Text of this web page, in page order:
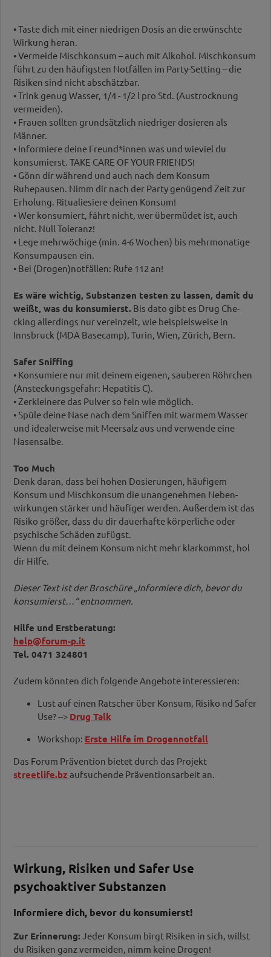
• Taste dich mit einer niedrigen Dosis an die erwünschte
Wirkung heran.
• Vermeide Mischkonsum – auch mit Alkohol. Mischkonsum
führt zu den häufigsten Notfällen im Party-Setting – die
Risiken sind nicht abschätzbar.
• Trink genug Wasser, 1/4 - 1/2 l pro Std. (Austrock­nung
vermeiden).
• Frauen sollten grundsätzlich niedriger dosieren als
Männer.
• Informiere deine Freund*innen was und wieviel du
konsumierst. TAKE CARE OF YOUR FRIENDS!
• Gönn dir während und auch nach dem Konsum
Ruhepausen. Nimm dir nach der Party genügend Zeit zur
Erholung. Ritualiesiere deinen Konsum!
• Wer konsumiert, fährt nicht, wer übermüdet ist, auch
nicht. Null Toleranz!
• Lege mehrwöchige (min. 4-6 Wochen) bis mehrmo­natige
Konsumpausen ein.
• Bei (Drogen)notfällen: Rufe 112 an!
Es wäre wichtig, Substanzen testen zu lassen, damit du
weißt, was du konsumierst. Bis dato gibt es Drug Che­
cking allerdings nur vereinzelt, wie beispielsweise in
Innsbruck (MDA Basecamp), Turin, Wien, Zürich, Bern.
Safer Sniffing
• Konsumiere nur mit deinem eigenen, sauberen Röhrchen
(Ansteckungsgefahr: Hepatitis C).
• Zerkleinere das Pulver so fein wie möglich.
• Spüle deine Nase nach dem Sniffen mit warmem Wasser
und idealerweise mit Meersalz aus und verwende eine
Nasensalbe.
Too Much
Denk daran, dass bei hohen Dosierungen, häufigem
Konsum und Mischkonsum die unangenehmen Neben­
wirkungen stärker und häufiger werden. Außerdem ist das
Risiko größer, dass du dir dauerhafte körperliche oder
psychische Schäden zufügst.
Wenn du mit deinem Konsum nicht mehr klarkommst, hol
dir Hilfe.
Dieser Text ist der Broschüre „Informiere dich, bevor du
konsumierst…“ entnommen.
Hilfe und Erstberatung:
help@forum-p.it
Tel. 0471 324801
Zudem könnten dich folgende Angebote interessieren:
Lust auf einen Ratscher über Konsum, Risiko nd Safer
Use? --> Drug Talk
Workshop: Erste Hilfe im Drogennotfall
Das Forum Prävention bietet durch das Projekt
streetlife.bz aufsuchende Präventionsarbeit an.
Wirkung, Risiken und Safer Use
psychoaktiver Substanzen
Informiere dich, bevor du konsumierst!
Zur Erinnerung: Jeder Konsum birgt Risiken in sich, willst
du Risiken ganz vermeiden, nimm keine Drogen!